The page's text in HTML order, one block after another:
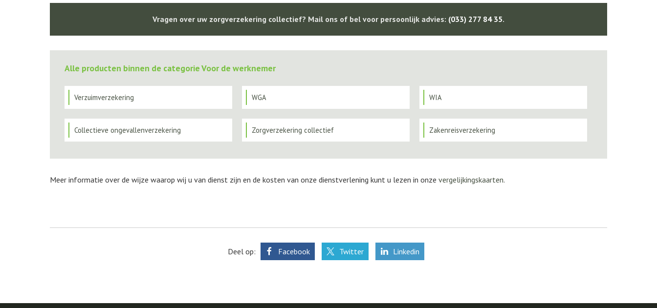
Vragen over uw zorgverzekering collectief? Mail ons of bel voor persoonlijk advies: (033) 277 84 35.
Alle producten binnen de categorie Voor de werknemer
Verzuimverzekering WGA WIA
Collectieve ongevallenverzekering Zorgverzekering collectief Zakenreisverzekering
Meer informatie over de wijze waarop wij u van dienst zijn en de kosten van onze dienstverlening kunt u lezen in onze vergelijkingskaarten.
Deel op: Facebook Twitter Linkedin